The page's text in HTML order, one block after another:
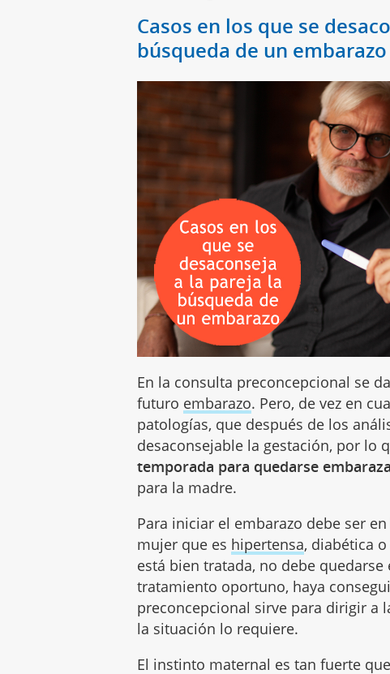
Casos en los que se
búsqueda de un embarazo
En la consulta preconcepcional se
futuro embarazo. Pero, de vez en
patologías, que después de los
desaconsejable la gestación, por lo
temporada para quedarse
para la madre.
Para iniciar el embarazo debe ser
mujer que es hipertensa, diabética
está bien tratada, no debe
tratamiento oportuno, haya
preconcepcional sirve para dirigir a
la situación lo requiere.
El instinto maternal es tan fuerte